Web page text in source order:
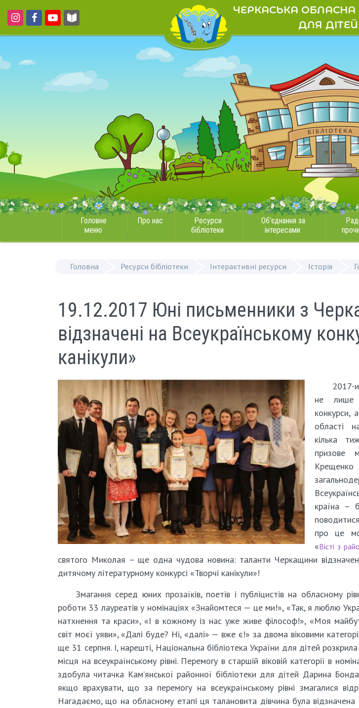
ЧЕРКАСЬКА ОБЛАСНА
ДЛЯ ДІТЕЙ
Головне
меню
Про нас
Ресурси
бібліотеки
Об'єднання за
інтересами
Головна Ресурси бібліотеки Інтерактивні ресурси Історія
19.12.2017 Юні письменники з
відзначені на Всеукраїнському
канікули»
2017-
не лише
конкурси,
області
кілька
призове
країна –
про це
«Вісті з
святого Миколая – ще одна чудова новина: таланти Черкащини
дитячому літературному конкурсі «Творчі канікули»!
Змагання серед юних прозаїків, поетів і публіцистів на обласному
роботи 33 лауреатів у номінаціях «Знайомтеся — це ми!», «Так, я люблю
натхнення та краси», «І в кожному із нас уже живе філософ!», «Моя
світ моєї уяви», «Далі буде? Ні, «далі» — вже є!» за двома віковими
ще 31 серпня. І, нарешті, Національна бібліотека України для дітей
місця на всеукраїнському рівні. Перемогу в старшій віковій категорії в
здобула читачка Кам’янської районної бібліотеки для дітей Дарина
якщо врахувати, що за перемогу на всеукраїнському рівні змагалися
Нагадаємо, що на обласному етапі ця талановита дівчина була відзначена